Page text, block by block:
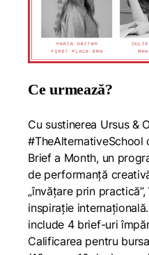
Ce urmează?
Cu sustinerea Ursus &
#TheAlternativeSchool
Brief a Month, un
de performanță
„învățare prin
inspirație
include 4 brief-uri
Calificarea pentru